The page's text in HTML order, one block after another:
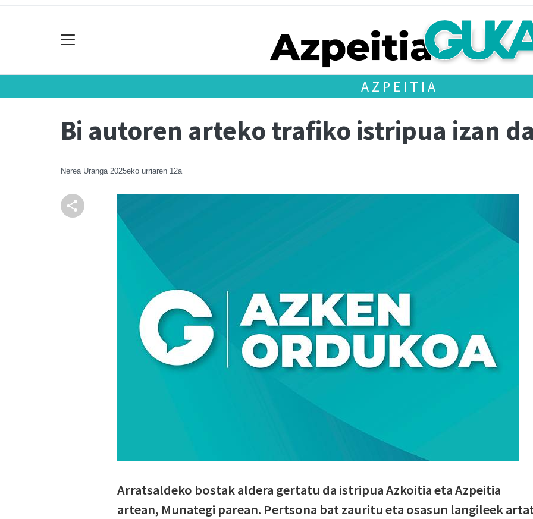
AZPEITIA
Bi autoren arteko trafiko istripua izan
Nerea Uranga 2025eko urriaren 12a
Arratsaldeko bostak aldera gertatu da istripua Azkoitia eta Azpeitia
artean, Munategi parean. Pertsona bat zauritu eta osasun langileek